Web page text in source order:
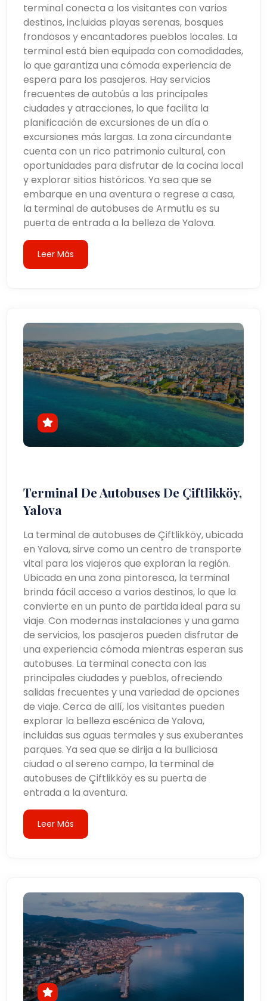
terminal conecta a los visitantes con varios
destinos, incluidas playas serenas, bosques
frondosos y encantadores pueblos locales. La
terminal está bien equipada con comodidades,
lo que garantiza una cómoda experiencia de
espera para los pasajeros. Hay servicios
frecuentes de autobús a las principales
ciudades y atracciones, lo que facilita la
planificación de excursiones de un día o
excursiones más largas. La zona circundante
cuenta con un rico patrimonio cultural, con
oportunidades para disfrutar de la cocina local
y explorar sitios históricos. Ya sea que se
embarque en una aventura o regrese a casa,
la terminal de autobuses de Armutlu es su
puerta de entrada a la belleza de Yalova.
Leer Más
Terminal De Autobuses De Çiftlikköy,
Yalova
La terminal de autobuses de Çiftlikköy, ubicada
en Yalova, sirve como un centro de transporte
vital para los viajeros que exploran la región.
Ubicada en una zona pintoresca, la terminal
brinda fácil acceso a varios destinos, lo que la
convierte en un punto de partida ideal para su
viaje. Con modernas instalaciones y una gama
de servicios, los pasajeros pueden disfrutar de
una experiencia cómoda mientras esperan sus
autobuses. La terminal conecta con las
principales ciudades y pueblos, ofreciendo
salidas frecuentes y una variedad de opciones
de viaje. Cerca de allí, los visitantes pueden
explorar la belleza escénica de Yalova,
incluidas sus aguas termales y sus exuberantes
parques. Ya sea que se dirija a la bulliciosa
ciudad o al sereno campo, la terminal de
autobuses de Çiftlikköy es su puerta de
entrada a la aventura.
Leer Más